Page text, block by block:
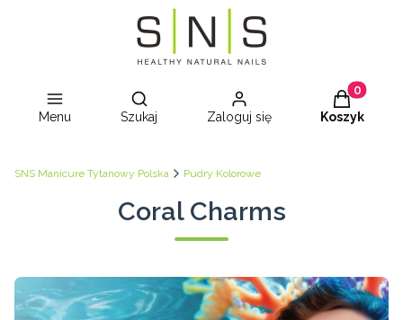
Menu
Otwórz wyszukiwarkę
Szukaj Zaloguj się
Produkty
Koszyk
SNS Manicure Tytanowy Polska Pudry Kolorowe
Coral Charms